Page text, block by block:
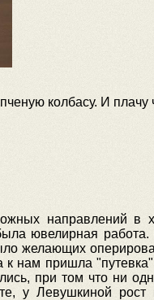
колбасу. И плачу
направлений в
ювелирная работа.
к нам пришла
при том что ни
у Левушкиной